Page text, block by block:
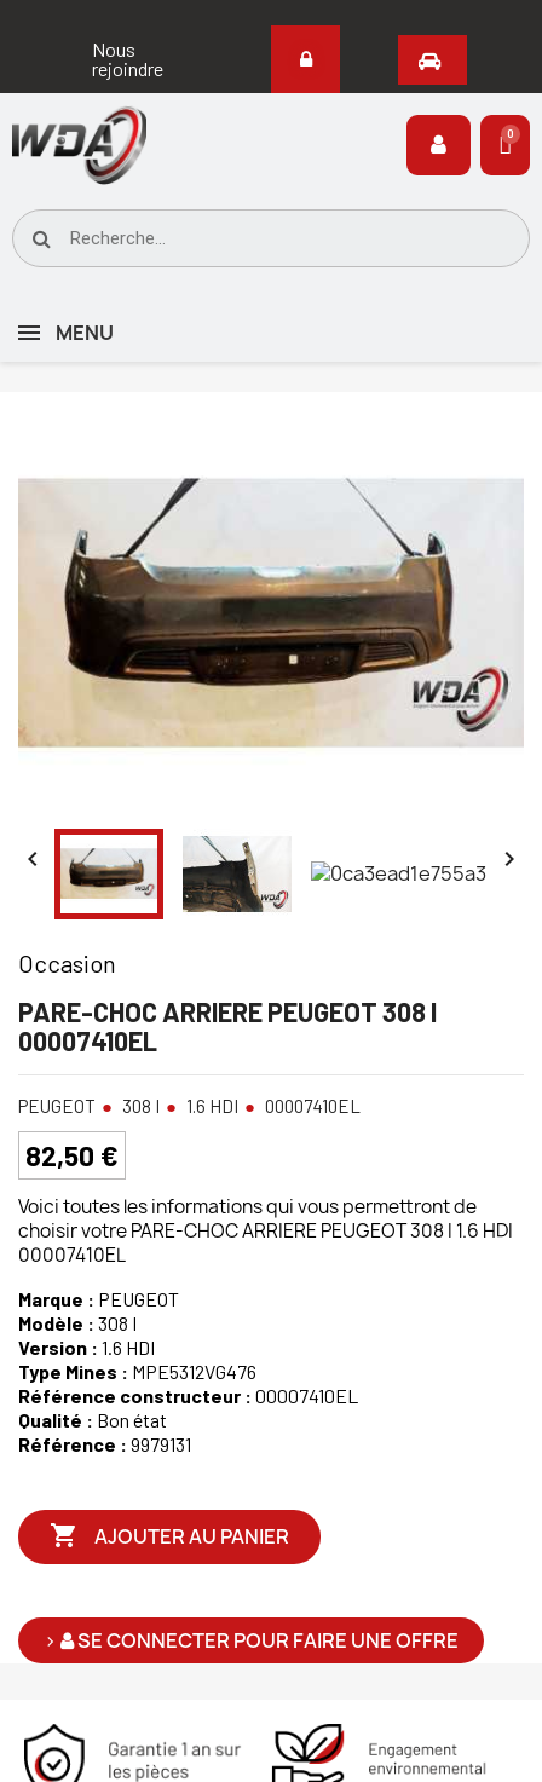
Nous
rejoindre
MENU
 
Occasion
PARE-CHOC ARRIERE PEUGEOT 308 I
00007410EL
PEUGEOT 308 I 1.6 HDI 00007410EL
82,50 €
Voici toutes les informations qui vous permettront de
choisir votre PARE-CHOC ARRIERE PEUGEOT 308 I 1.6 HDI
00007410EL
Marque : PEUGEOT
Modèle : 308 I
Version : 1.6 HDI
Type Mines : MPE5312VG476
Référence constructeur : 00007410EL
Qualité : Bon état
Référence : 9979131
 AJOUTER AU PANIER
> SE CONNECTER POUR FAIRE UNE OFFRE